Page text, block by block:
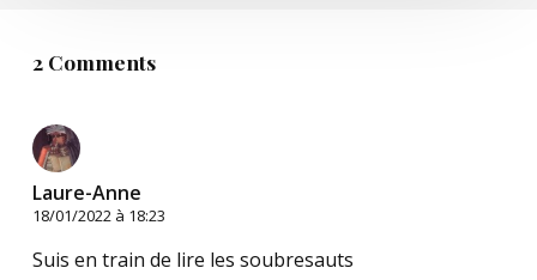
2 Comments
Laure-Anne
18/01/2022 à 18:23
Suis en train de lire les soubresauts